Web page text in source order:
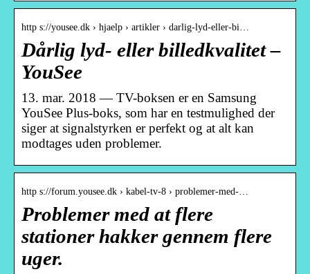
http s://yousee.dk › hjaelp › artikler › darlig-lyd-eller-bi…
Dårlig lyd- eller billedkvalitet –
YouSee
13. mar. 2018 — TV-boksen er en Samsung
YouSee Plus-boks, som har en testmulighed der
siger at signalstyrken er perfekt og at alt kan
modtages uden problemer.
http s://forum.yousee.dk › kabel-tv-8 › problemer-med-…
Problemer med at flere
stationer hakker gennem flere
uger.